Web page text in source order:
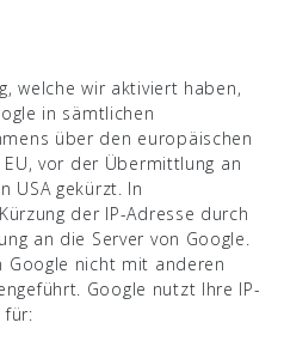
welche wir aktiviert haben,
in sämtlichen
über den europäischen
vor der Übermittlung an
USA gekürzt. In
der IP-Adresse durch
an die Server von Google.
Google nicht mit anderen
Google nutzt Ihre IP-
für: